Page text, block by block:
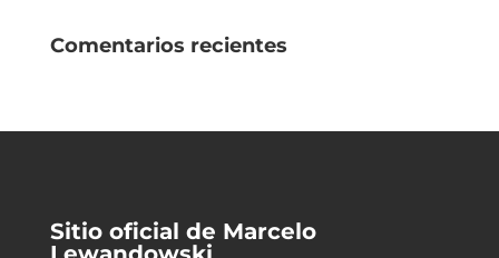
Comentarios recientes
Sitio oficial de Marcelo